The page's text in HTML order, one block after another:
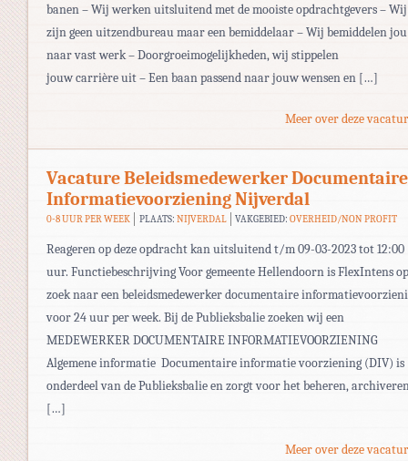
banen – Wij werken uitsluitend met de mooiste opdrachtgevers – Wij
zijn geen uitzendbureau maar een bemiddelaar – Wij bemiddelen jou
naar vast werk – Doorgroeimogelijkheden, wij stippelen
jouw carrière uit – Een baan passend naar jouw wensen en […]
Meer over deze
Vacature Beleidsmedewerker Documentaire
Informatievoorziening Nijverdal
0-8 UUR PER WEEK PLAATS: NIJVERDAL VAKGEBIED:OVERHEID/NON PROFIT
Reageren op deze opdracht kan uitsluitend t/m 09-03-2023 tot 12:00
uur. Functiebeschrijving Voor gemeente Hellendoorn is FlexIntens op
zoek naar een beleidsmedewerker documentaire
voor 24 uur per week. Bij de Publieksbalie zoeken wij een
MEDEWERKER DOCUMENTAIRE INFORMATIEVOORZIENING
Algemene informatie Documentaire informatie voorziening (DIV) is
onderdeel van de Publieksbalie en zorgt voor het beheren,
[…]
Meer over deze